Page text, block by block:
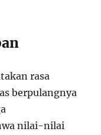
rasa
berpulangnya
nilai-nilai